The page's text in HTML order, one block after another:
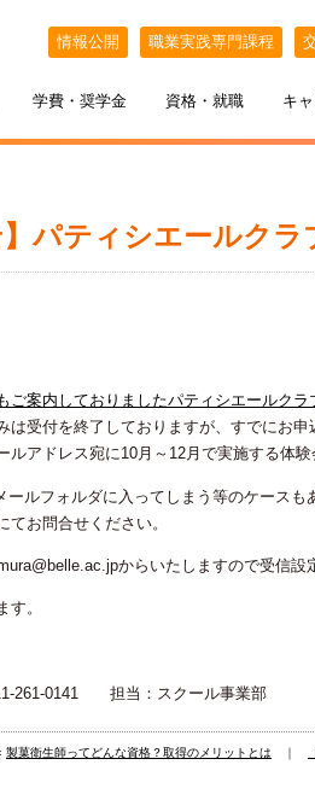
情報公開 職業実践専門課程
特待生制度
学費・奨学金 資格・就職 キ
BELLE×わたし
へ 出張オープンキャンパス
】パティシエールク
ご案内しておりましたパティシエールクラ
は受付を終了しておりますが、すでにお
ルアドレス宛に10月～12月で実施する体験
ールフォルダに入ってしまう等のケース
てお問合せください。
からいたしますので受信設
す。
261-0141 担当：スクール事業部
製菓衛生師ってどんな資格？取得のメリットとは ｜